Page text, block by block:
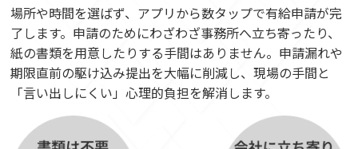
場所や時間を選ばず、アプリから数タップで有給申請が完
了します。申請のためにわざわざ事務所へ立ち寄ったり、
紙の書類を用意したりする手間はありません。申請漏れや
期限直前の駆け込み提出を大幅に削減し、現場の手間と
「言い出しにくい」心理的負担を解消します。